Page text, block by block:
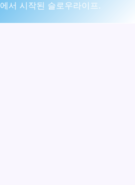
서 시작된 슬로우라이프.